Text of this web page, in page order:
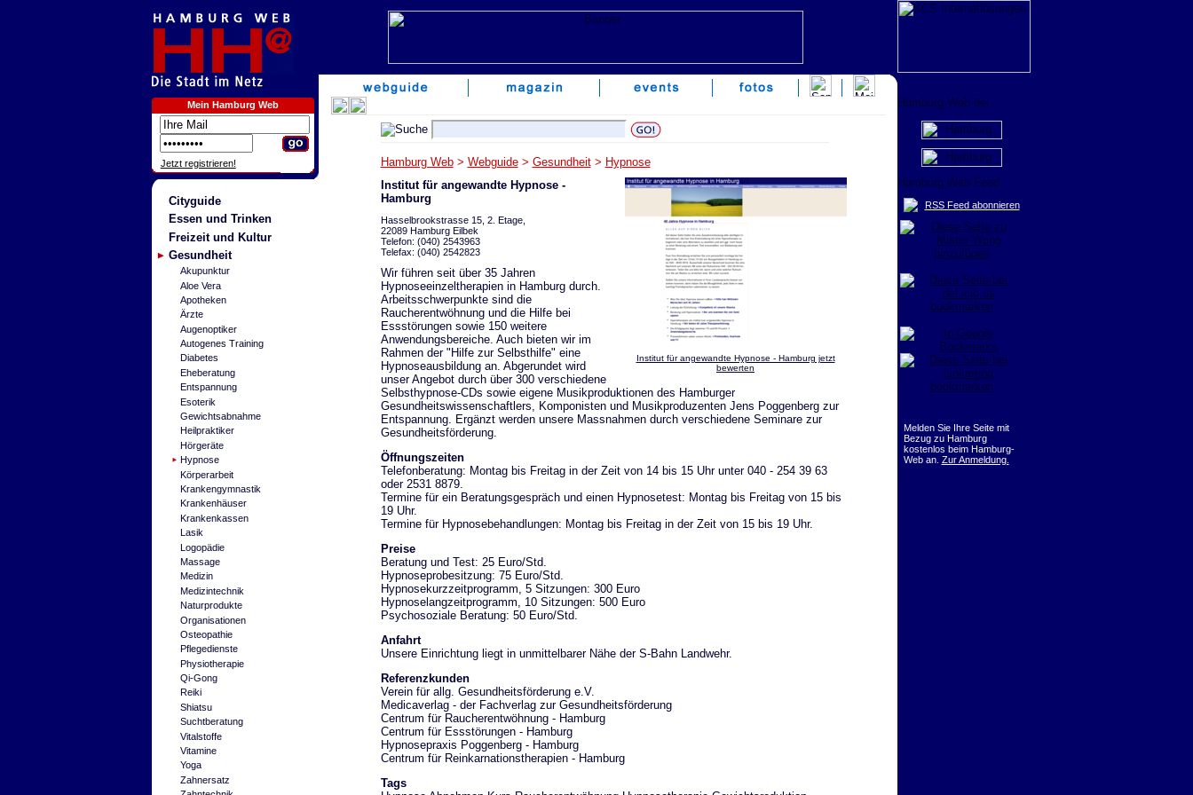
Mein Hamburg Web
Jetzt registrieren!
Cityguide
Essen und Trinken
Freizeit und Kultur
Gesundheit
Akupunktur
Aloe Vera
Apotheken
Ärzte
Augenoptiker
Autogenes Training
Diabetes
Eheberatung
Entspannung
Esoterik
Gewichtsabnahme
Heilpraktiker
Hörgeräte
Hypnose
Körperarbeit
Krankengymnastik
Krankenhäuser
Krankenkassen
Lasik
Logopädie
Massage
Medizin
Medizintechnik
Naturprodukte
Organisationen
Osteopathie
Pflegedienste
Physiotherapie
Qi-Gong
Reiki
Shiatsu
Suchtberatung
Vitalstoffe
Vitamine
Yoga
Zahnersatz
Hamburg Web> Webguide> Gesundheit> Hypnose
Institut für angewandte Hypnose - Hamburg jetzt
bewerten
Institut für angewandte Hypnose -
Hamburg
Hasselbrookstrasse 15, 2. Etage,
22089 Hamburg Eilbek
Telefon: (040) 2543963
Telefax: (040) 2542823
Wir führen seit über 35 Jahren
Hypnoseeinzeltherapien in Hamburg durch.
Arbeitsschwerpunkte sind die
Raucherentwöhnung und die Hilfe bei
Essstörungen sowie 150 weitere
Anwendungsbereiche. Auch bieten wir im
Rahmen der "Hilfe zur Selbsthilfe" eine
Hypnoseausbildung an. Abgerundet wird
unser Angebot durch über 300 verschiedene
Selbsthypnose-CDs sowie eigene Musikproduktionen des Hamburger
Gesundheitswissenschaftlers, Komponisten und Musikproduzenten Jens Poggenberg zur
Entspannung. Ergänzt werden unsere Massnahmen durch verschiedene Seminare zur
Gesundheitsförderung.
Öffnungszeiten
Telefonberatung: Montag bis Freitag in der Zeit von 14 bis 15 Uhr unter 040 - 254 39 63
oder 2531 8879.
Termine für ein Beratungsgespräch und einen Hypnosetest: Montag bis Freitag von 15 bis
19 Uhr.
Termine für Hypnosebehandlungen: Montag bis Freitag in der Zeit von 15 bis 19 Uhr.
Preise
Beratung und Test: 25 Euro/Std.
Hypnoseprobesitzung: 75 Euro/Std.
Hypnosekurzzeitprogramm, 5 Sitzungen: 300 Euro
Hypnoselangzeitprogramm, 10 Sitzungen: 500 Euro
Psychosoziale Beratung: 50 Euro/Std.
Anfahrt
Unsere Einrichtung liegt in unmittelbarer Nähe der S-Bahn Landwehr.
Referenzkunden
Verein für allg. Gesundheitsförderung e.V.
Medicaverlag - der Fachverlag zur Gesundheitsförderung
Centrum für Raucherentwöhnung - Hamburg
Centrum für Essstörungen - Hamburg
Hypnosepraxis Poggenberg - Hamburg
Centrum für Reinkarnationstherapien - Hamburg
Tags
RSS Feed abonnieren
Melden Sie Ihre Seite mit
Bezug zu Hamburg
kostenlos beim Hamburg-
Web an. Zur Anmeldung.